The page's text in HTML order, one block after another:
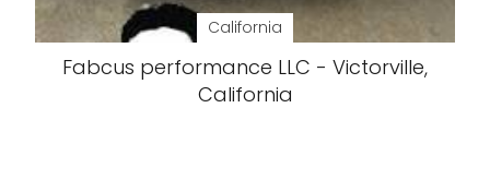
California
Fabcus performance LLC - Victorville,
California